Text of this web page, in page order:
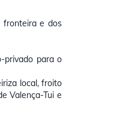
fronteira e dos
privado para o
local, froito
Valença-Tui e